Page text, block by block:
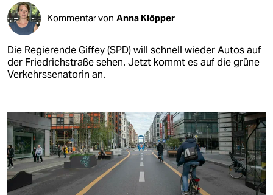
Kommentar von Anna Klöpper
Die Regierende Giffey (SPD) will schnell wieder Autos auf
der Friedrichstraße sehen. Jetzt kommt es auf die grüne
Verkehrssenatorin an.